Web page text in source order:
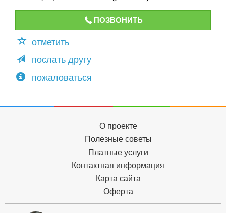
ПОЗВОНИТЬ
отметить
послать другу
пожаловаться
О проекте
Полезные советы
Платные услуги
Контактная информация
Карта сайта
Оферта